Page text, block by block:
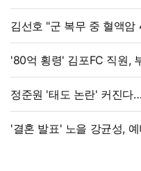
법적 조치"
김선호 "군 복무 중 혈액
'80억 횡령' 김포FC 직원,
정준원 '태도 논란' 커진다
그래서는 안 돼"
'결혼 발표' 노을 강균성,